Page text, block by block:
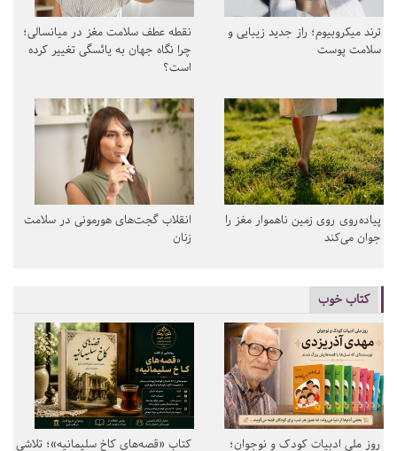
ترند میکروبیوم؛ راز جدید زیبایی و
سلامت پوست
نقطه عطف سلامت مغز در میانسالی؛
چرا نگاه جهان به یائسگی تغییر کرده
است؟
پیاده‌روی روی زمین ناهموار مغز را
جوان می‌کند
انقلاب گجت‌های هورمونی در سلامت
زنان
کتاب خوب
روز ملی ادبیات کودک و نوجوان؛
کتاب «قصه‌های کاخ سلیمانیه»؛ تلاشی